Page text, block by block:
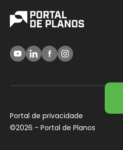
Portal de privacidade
©2026 - Portal de Planos